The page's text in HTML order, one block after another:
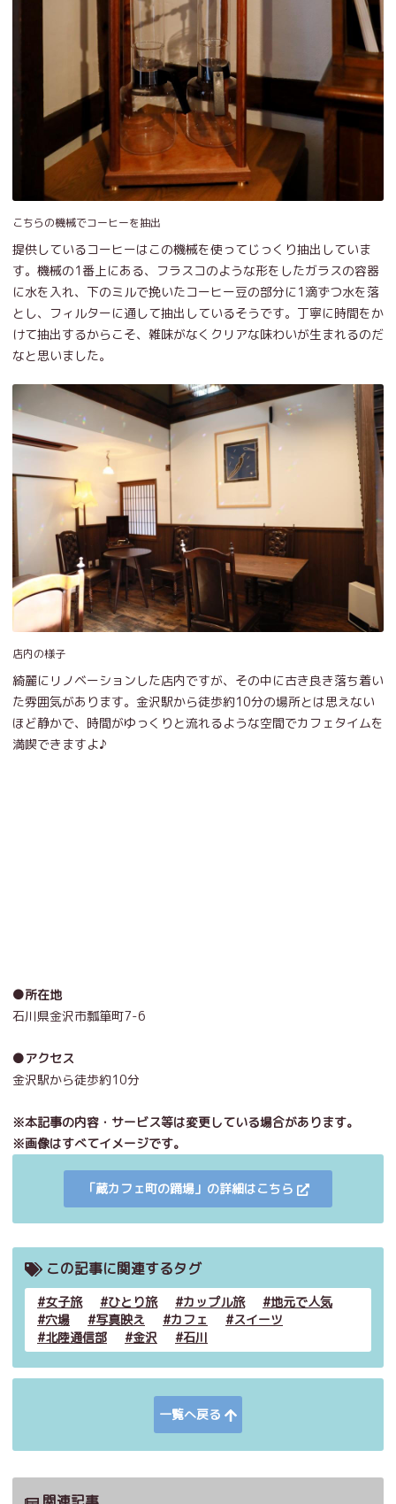
こちらの機械でコーヒーを抽出
提供しているコーヒーはこの機械を使ってじっくり抽出していま
す。機械の1番上にある、フラスコのような形をしたガラスの容器
に水を入れ、下のミルで挽いたコーヒー豆の部分に1滴ずつ水を落
とし、フィルターに通して抽出しているそうです。丁寧に時間をか
けて抽出するからこそ、雑味がなくクリアな味わいが生まれるのだ
なと思いました。
店内の様子
綺麗にリノベーションした店内ですが、その中に古き良き落ち着い
た雰囲気があります。金沢駅から徒歩約10分の場所とは思えない
ほど静かで、時間がゆっくりと流れるような空間でカフェタイムを
満喫できますよ♪
●所在地
石川県金沢市瓢箪町7-6
●アクセス
金沢駅から徒歩約10分
※本記事の内容・サービス等は変更している場合があります。
※画像はすべてイメージです。
「蔵カフェ町の踊場」の詳細はこちら
この記事に関連するタグ
女子旅 ひとり旅 カップル旅
地元で人気
穴場
写真映え カフェ
スイーツ
北陸通信部
金沢 石川
一覧へ戻る